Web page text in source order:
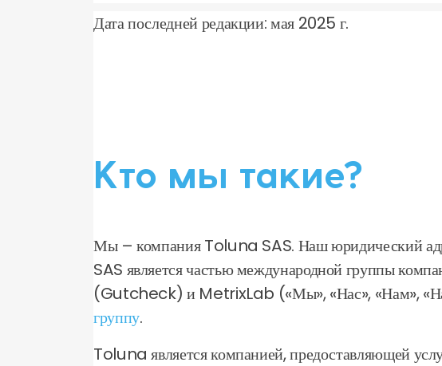
Дата последней редакции: мая 2025 г.
Кто мы такие?
Мы – компания Toluna SAS. Наш
SAS является частью международной группы
(Gutcheck) и MetrixLab («Мы», «Нас», «Нам»,
группу.
Toluna является компанией, предоставляющей